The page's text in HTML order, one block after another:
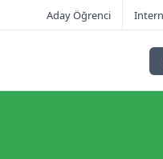
Aday Öğrenci